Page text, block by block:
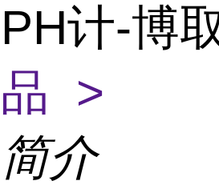
PH计-博
品 >
简介